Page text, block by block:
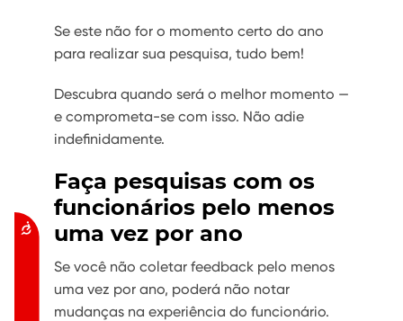
Acessibilidade
Se este não for o momento certo do ano
para realizar sua pesquisa, tudo bem!
Descubra quando será o melhor momento —
e comprometa-se com isso. Não adie
indefinidamente.
Faça pesquisas com os
funcionários pelo menos
uma vez por ano
Se você não coletar feedback pelo menos
uma vez por ano, poderá não notar
mudanças na experiência do funcionário.